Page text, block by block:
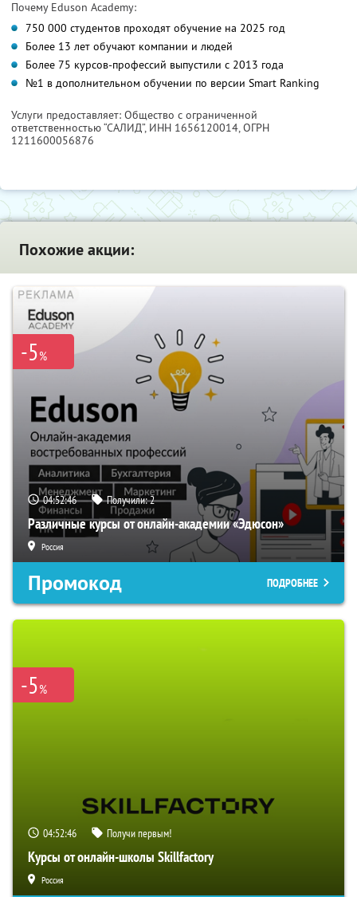
Почему Eduson Academy:
750 000 студентов проходят обучение на 2025 год
Более 13 лет обучают компании и людей
Более 75 курсов-профессий выпустили с 2013 года
№1 в дополнительном обучении по версии Smart Ranking
Услуги предоставляет: Общество с ограниченной
ответственностью “САЛИД”, ИНН 1656120014, ОГРН
1211600056876
Похожие акции:
-5%
04:52:46 Получили:2
Различные курсы от онлайн-академии «Эдюсон»
Россия
Промокод ПОДРОБНЕЕ
-5%
04:52:46 Получи первым!
Курсы от онлайн-школы Skillfactory
Россия